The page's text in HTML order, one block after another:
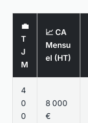
💼
T
J
M
📈 CA
Mensu
el (HT)
4
0
0
8 000
€